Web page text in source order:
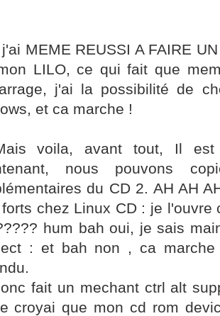
MEME REUSSI A FAIRE
LILO, ce qui fait que
j'ai la possibilité de
et ca marche !
voila, avant tout, Il
nous pouvons
du CD 2. AH AH
chez Linux CD : je l'ouvre
hum bah oui, je sais
: et bah non , ca
fait un mechant ctrl alt
croyai que mon cd rom